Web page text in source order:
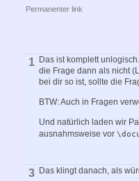
Permanenter link
1
Das ist komplett
die Frage dann als nicht
bei dir so ist, sollte die
BTW: Auch in Fragen
Und natürlich laden wir
ausnahmsweise vor
3 Das klingt danach, als